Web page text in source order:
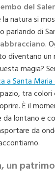
del
natura si
di
.
diventano un
magia?
a Santa Maria
tra
È il
lontano e
da
un